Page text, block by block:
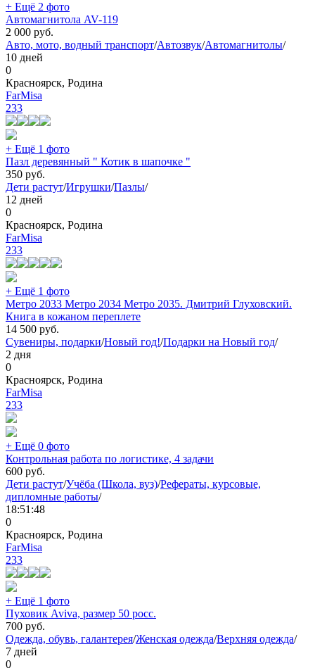
+ Ещё 2 фото
Автомагнитола AV-119
2 000 руб.
Авто, мото, водный транспорт/Автозвук/Автомагнитолы/
10 дней
0
Красноярск, Родина
FarMisa
233
+ Ещё 1 фото
Пазл деревянный " Котик в шапочке "
350 руб.
Дети растут/Игрушки/Пазлы/
12 дней
0
Красноярск, Родина
FarMisa
233
+ Ещё 1 фото
Метро 2033 Метро 2034 Метро 2035. Дмитрий Глуховский.
Книга в кожаном переплете
14 500 руб.
Сувениры, подарки/Новый год!/Подарки на Новый год/
2 дня
0
Красноярск, Родина
FarMisa
233
+ Ещё 0 фото
Контрольная работа по логистике, 4 задачи
600 руб.
Дети растут/Учёба (Школа, вуз)/Рефераты, курсовые,
дипломные работы/
18:51:48
0
Красноярск, Родина
FarMisa
233
+ Ещё 1 фото
Пуховик Aviva, размер 50 росс.
700 руб.
Одежда, обувь, галантерея/Женская одежда/Верхняя одежда/
7 дней
0